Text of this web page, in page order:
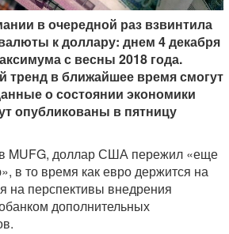
в очередной раз взвинтила
к доллару: днем 4 декабря
с весны 2018 года.
тренд в ближайшее время смогут
о состоянии экономики
опубликованы в пятницу
MUFG, доллар США пережил «еще
в то время как евро держится на
на перспективы внедрения
дополнительных